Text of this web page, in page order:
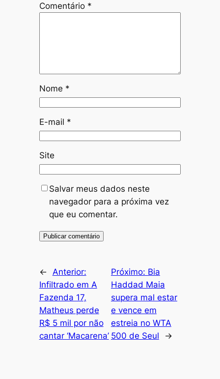
Comentário *
Nome *
E-mail *
Site
Salvar meus dados neste
navegador para a próxima vez
que eu comentar.
← Anterior:
Infiltrado em A
Fazenda 17,
Matheus perde
R$ 5 mil por não
cantar ‘Macarena’
Próximo: Bia
Haddad Maia
supera mal estar
e vence em
estreia no WTA
500 de Seul
→